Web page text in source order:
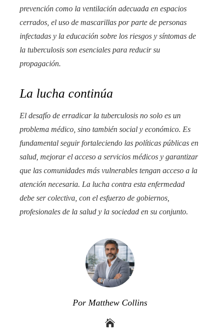
prevención como la ventilación adecuada en espacios
cerrados, el uso de mascarillas por parte de personas
infectadas y la educación sobre los riesgos y síntomas de
la tuberculosis son esenciales para reducir su
propagación.
La lucha continúa
El desafío de erradicar la tuberculosis no solo es un
problema médico, sino también social y económico. Es
fundamental seguir fortaleciendo las políticas públicas en
salud, mejorar el acceso a servicios médicos y garantizar
que las comunidades más vulnerables tengan acceso a la
atención necesaria. La lucha contra esta enfermedad
debe ser colectiva, con el esfuerzo de gobiernos,
profesionales de la salud y la sociedad en su conjunto.
Por Matthew Collins